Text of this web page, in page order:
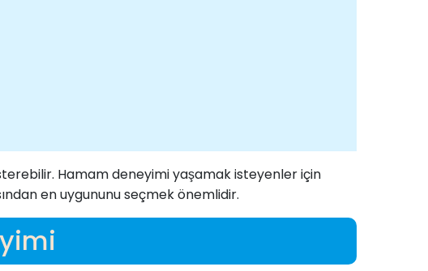
Hamam deneyimi yaşamak isteyenler için
en uygununu seçmek önemlidir.